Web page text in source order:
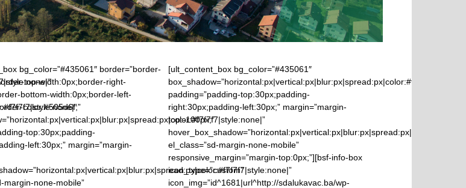
bg_color=”#435061″ border=”border-
top-width:0px;border-right-
bottom-width:0px;border-left-
color:#505d6f;”
top:30px;padding-
left:30px;” margin=”margin-
margin-none-mobile”
[ult_content_box bg_color=”#435061″
padding=”padding-top:30px;padding-
right:30px;padding-left:30px;” margin=”margin-
top:-100px;”
el_class=”sd-margin-none-mobile”
responsive_margin=”margin-top:0px;”][bsf-info-box
icon_type=”custom”
icon_img=”id^1681|url^http://sdalukavac.ba/wp-